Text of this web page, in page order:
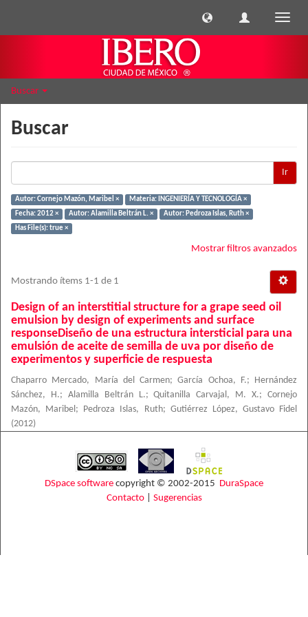
Buscar
Buscar
Ir
Autor: Cornejo Mazón, Maribel ×
Materia: INGENIERÍA Y TECNOLOGÍA ×
Fecha: 2012 ×
Autor: Alamilla Beltrán L. ×
Autor: Pedroza Islas, Ruth ×
Has File(s): true ×
Mostrar filtros avanzados
Mostrando ítems 1-1 de 1
Design of an interstitial structure for a grape seed oil
emulsion by design of experiments and surface
responseDiseño de una estructura intersticial para una
emulsión de aceite de semilla de uva por diseño de
experimentos y superficie de respuesta
Chaparro Mercado, María del Carmen;García Ochoa, F.;
Hernández
Sánchez, H.; Alamilla Beltrán L.;Quitanilla Carvajal, M. X.;Cornejo
Mazón, Maribel ; Pedroza Islas, Ruth; Gutiérrez López, Gustavo Fidel
(2012)
DSpace software copyright © 2002-2015 DuraSpace
Contacto| Sugerencias